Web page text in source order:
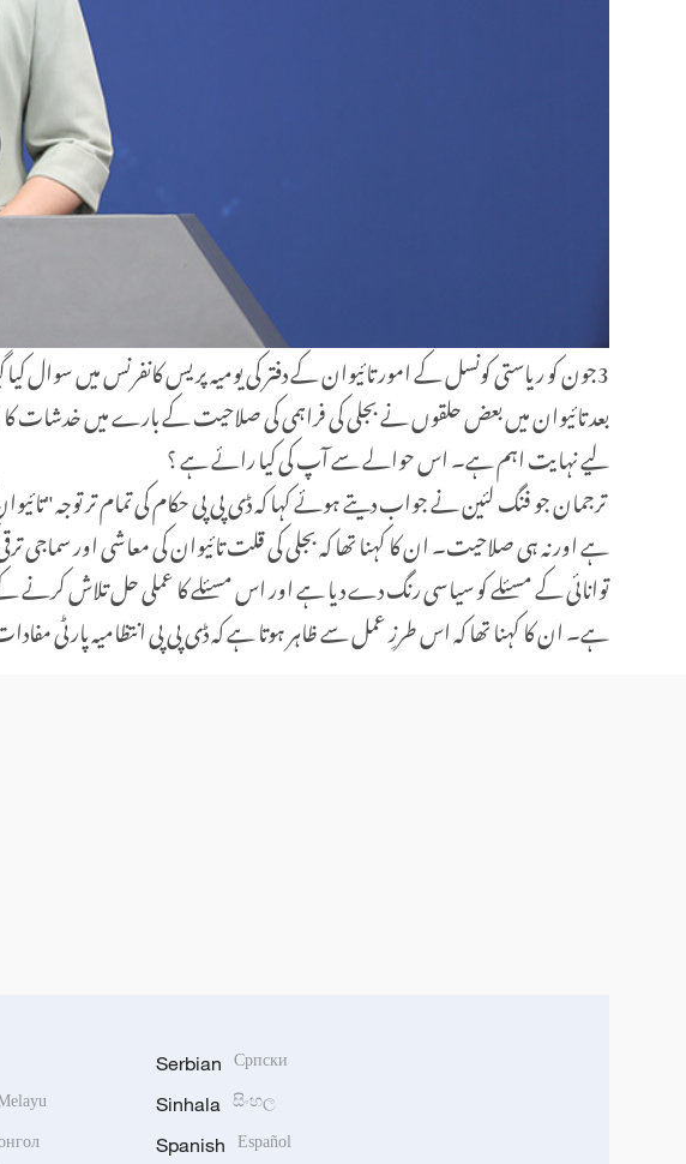
3جون کو ریاستی کونسل کے امور تائیوان کے دفتر کی یومیہ پریس کانفرنس میں
بعد تائیوان میں بعض حلقوں نے بجلی کی فراہمی کی صلاحیت کے بارے میں خدشات کا
لیے نہایت اہم ہے۔ اس حوالے سے آپ کی کیا رائے ہے ؟
ترجمان جو فنگ لئین نے جواب دیتے ہوئے کہا کہ ڈی پی پی حکام کی تمام تر توجہ"
ہے اور نہ ہی صلاحیت۔ ان کا کہنا تھا کہ بجلی کی قلت تائیوان کی معاشی اور
توانائی کے مسئلے کو سیاسی رنگ دے دیا ہے اور اس مسئلے کا عملی حل تلاش کرنے
ہے۔ ان کا کہنا تھا کہ اس طرزِ عمل سے ظاہر ہوتا ہے کہ ڈی پی پی انتظامیہ پارٹی
Serbian Српски
Sinhala සිංහල
Spanish Español